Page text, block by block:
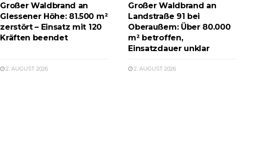
Großer Waldbrand an
Glessener Höhe: 81.500 m²
zerstört – Einsatz mit 120
Kräften beendet
2. AUGUST 2026
Großer Waldbrand an
Landstraße 91 bei
Oberaußem: Über 80.000
m² betroffen,
Einsatzdauer unklar
2. AUGUST 2026